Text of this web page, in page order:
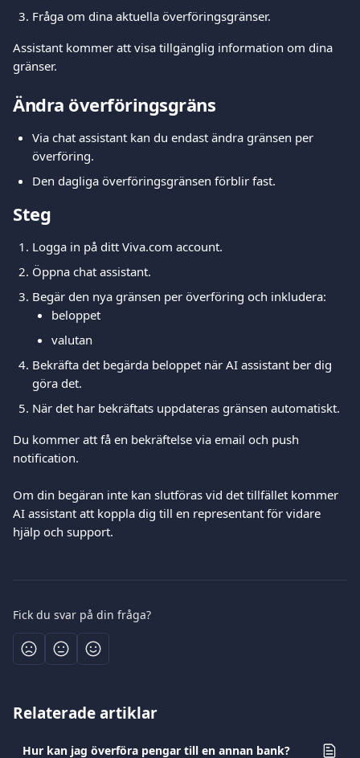
Fråga om dina aktuella överföringsgränser.
Assistant kommer att visa tillgänglig information om dina
gränser.
Ändra överföringsgräns
Via chat assistant kan du endast ändra gränsen per
överföring.
Den dagliga överföringsgränsen förblir fast.
Steg
Logga in på ditt Viva.com account.
Öppna chat assistant.
Begär den nya gränsen per överföring och inkludera:
beloppet
valutan
Bekräfta det begärda beloppet när AI assistant ber dig
göra det.
När det har bekräftats uppdateras gränsen automatiskt.
Du kommer att få en bekräftelse via email och push
notification.
Om din begäran inte kan slutföras vid det tillfället kommer
AI assistant att koppla dig till en representant för vidare
hjälp och support.
Fick du svar på din fråga?
Relaterade artiklar
Hur kan jag överföra pengar till en annan bank?